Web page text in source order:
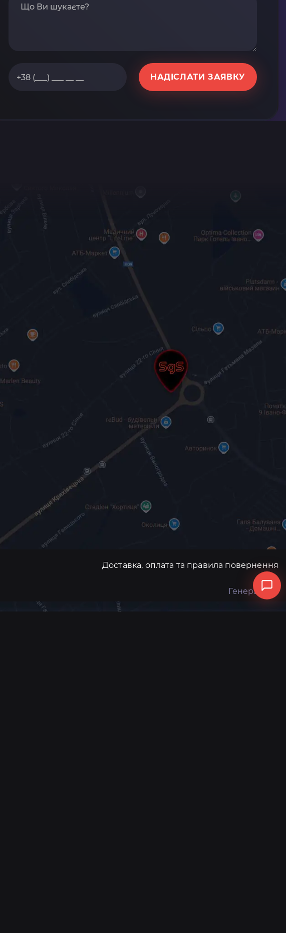
НАДІСЛАТИ ЗАЯВКУ
Доставка, оплата та правила повернення
Генератори